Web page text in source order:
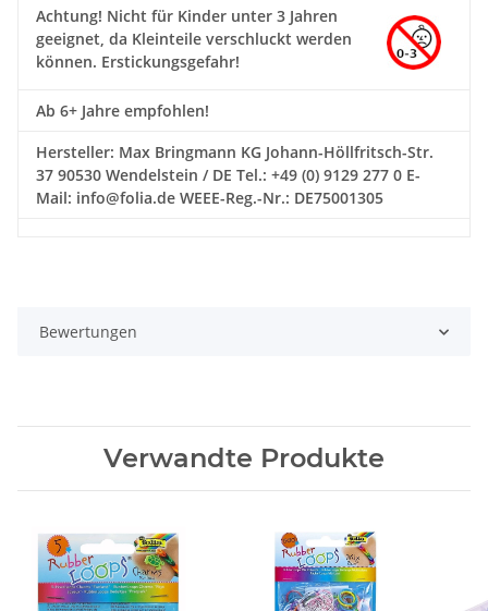
Achtung! Nicht für Kinder unter 3 Jahren
geeignet, da Kleinteile verschluckt werden
können. Erstickungsgefahr!
Ab 6+ Jahre empfohlen!
Hersteller: Max Bringmann KG Johann-Höllfritsch-Str.
37 90530 Wendelstein / DE Tel.: +49 (0) 9129 277 0 E-
Mail: info@folia.de WEEE-Reg.-Nr.: DE75001305
Bewertungen
Verwandte Produkte